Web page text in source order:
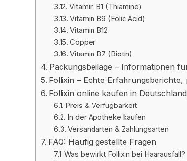
Vitamin B1 (Thiamine)
Vitamin B9 (Folic Acid)
Vitamin B12
Copper
Vitamin B7 (Biotin)
Packungsbeilage – Informationen
Follixin – Echte
Follixin online kaufen in
Preis & Verfügbarkeit
In der Apotheke kaufen
Versandarten & Zahlungsarten
FAQ: Häufig gestellte Fragen
Was bewirkt Follixin bei Haarausfall?